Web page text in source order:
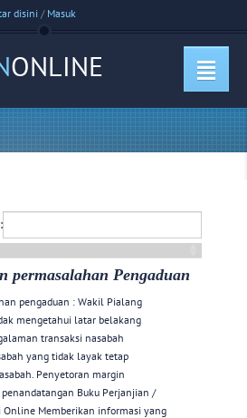
disini / Masuk
ONLINE
permasalahan Pengaduan
pengaduan : Wakil Pialang
mengetahui latar belakang
transaksi nasabah
yang tidak layak tetap
Penyetoran margin
Buku Perjanjian /
Online Memberikan informasi yang